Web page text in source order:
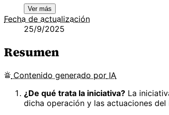
Ver más
Fecha de actualización
25/9/2025
Resumen
Contenido generado por IA
¿De qué trata la iniciativa? La
dicha operación y las actuaciones